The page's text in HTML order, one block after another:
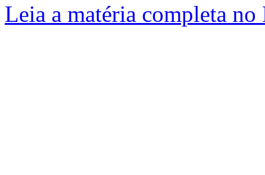
Leia a matéria completa no